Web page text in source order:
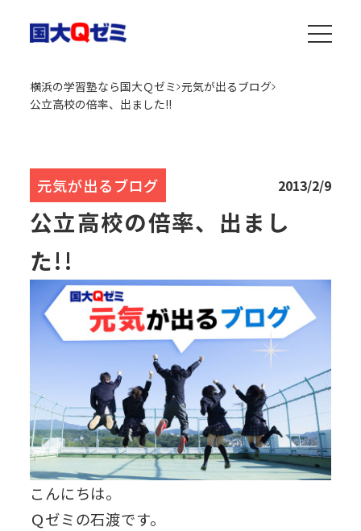
横浜の学習塾なら国大Ｑゼミ 元気が出るブログ
公立高校の倍率、出ました!!
元気が出るブログ 2013/2/9
公立高校の倍率、出まし
た!!
こんにちは。
Ｑゼミの石渡です。